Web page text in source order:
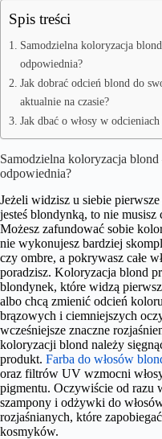
Spis treści
Samodzielna koloryzacja
odpowiednia?
Jak dobrać odcień blond do
aktualnie na czasie?
Jak dbać o włosy w
Samodzielna koloryzacja
odpowiednia?
Jeżeli widzisz u siebie
jesteś blondynką, to nie
Możesz zafundować sobie
nie wykonujesz bardziej
czy ombre, a pokrywasz całe
poradzisz. Koloryzacja blond
blondynek, które widzą
albo chcą zmienić odcień
brązowych i ciemniejszych
wcześniejsze znaczne
koloryzacji blond należy
produkt. Farba do włosów
oraz filtrów UV wzmocni
pigmentu. Oczywiście od razu
szampony i odżywki do
rozjaśnianych, które
kosmyków.